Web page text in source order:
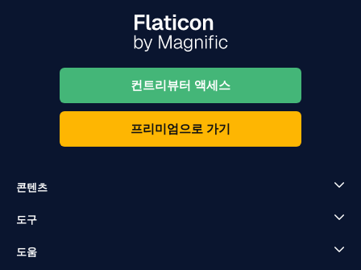
컨트리뷰터 액세스
프리미엄으로 가기
콘텐츠
도구
도움